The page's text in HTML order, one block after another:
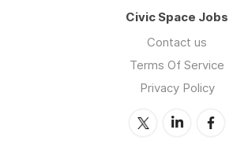
Civic Space Jobs
Contact us
Terms Of Service
Privacy Policy